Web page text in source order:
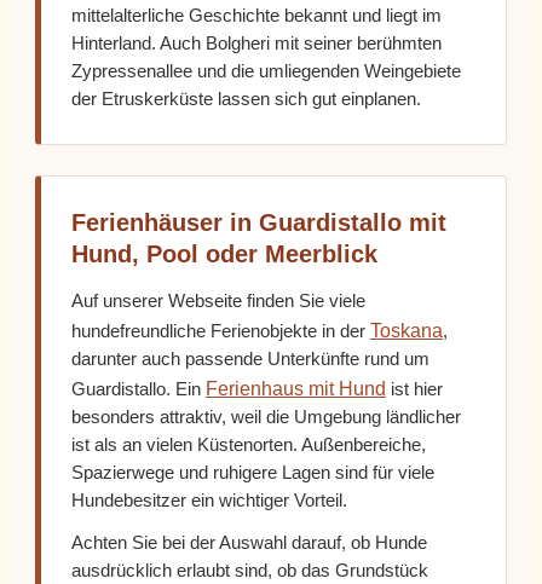
mittelalterliche Geschichte bekannt und liegt im
Hinterland. Auch Bolgheri mit seiner berühmten
Zypressenallee und die umliegenden Weingebiete
der Etruskerküste lassen sich gut einplanen.
Ferienhäuser in Guardistallo mit
Hund, Pool oder Meerblick
Auf unserer Webseite finden Sie viele
hundefreundliche Ferienobjekte in der Toskana,
darunter auch passende Unterkünfte rund um
Guardistallo. Ein Ferienhaus mit Hund ist hier
besonders attraktiv, weil die Umgebung ländlicher
ist als an vielen Küstenorten. Außenbereiche,
Spazierwege und ruhigere Lagen sind für viele
Hundebesitzer ein wichtiger Vorteil.
Achten Sie bei der Auswahl darauf, ob Hunde
ausdrücklich erlaubt sind, ob das Grundstück